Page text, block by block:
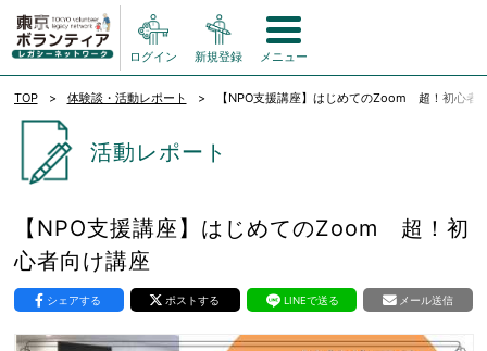
ログイン 新規登録 メニュー
TOP 体験談・活動レポート 【NPO支援講座】はじめてのZoom 超！初心者
活動レポート
【NPO支援講座】はじめてのZoom 超！初
心者向け講座
シェアする ポストする LINEで送る メール送信